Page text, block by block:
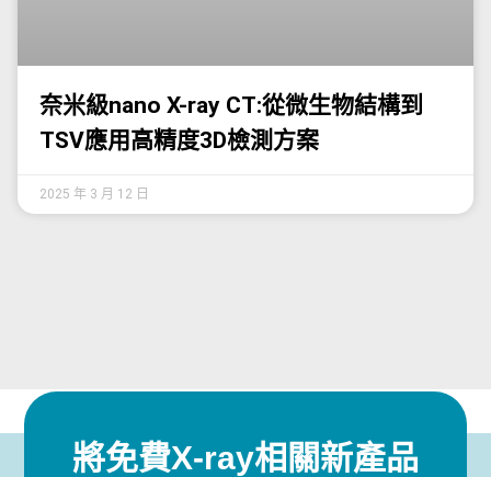
奈米級nano X-ray CT:從微生物結構到
TSV應用高精度3D檢測方案
2025 年 3 月 12 日
將免費X-ray相關新產品